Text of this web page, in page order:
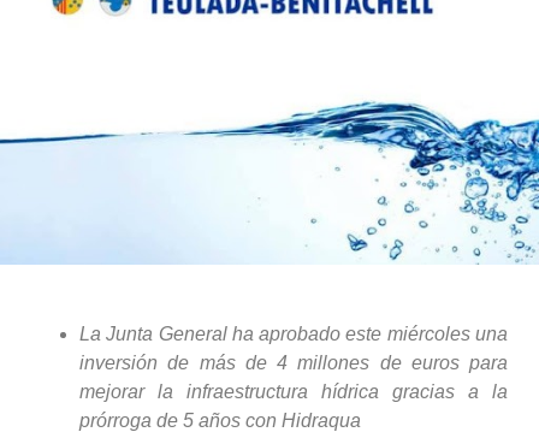
La Junta General ha aprobado este miércoles una
inversión de más de 4 millones de euros para
mejorar la infraestructura hídrica gracias a la
prórroga de 5 años con Hidraqua